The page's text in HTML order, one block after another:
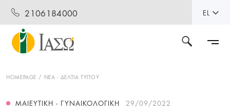
2106184000 EL
HOMEPAGE ΝΕΑ - ΔΕΛΤΙΑ ΤΥΠΟΥ
ΜΑΙΕΥΤΙΚΉ - ΓΥΝΑΙΚΟΛΟΓΙΚΉ 29/09/2022